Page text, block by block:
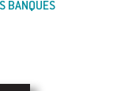
BANQUES